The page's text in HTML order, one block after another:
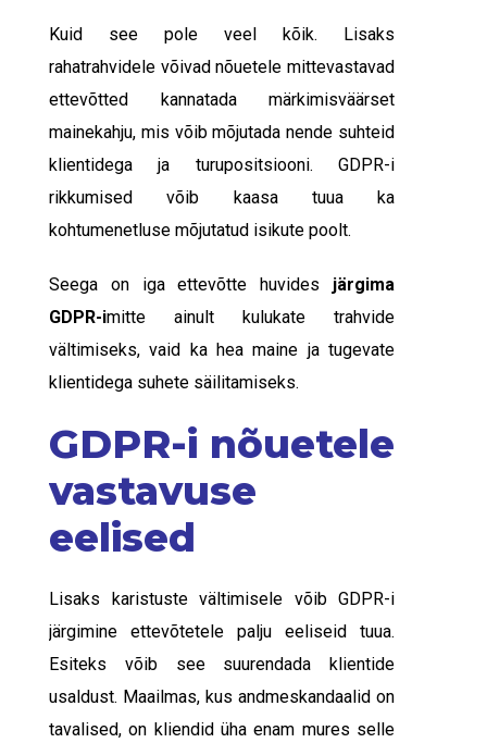
Kuid see pole veel kõik. Lisaks
rahatrahvidele võivad nõuetele mittevastavad
ettevõtted kannatada märkimisväärset
mainekahju, mis võib mõjutada nende suhteid
klientidega ja turupositsiooni. GDPR-i
rikkumised võib kaasa tuua ka
kohtumenetluse mõjutatud isikute poolt.
Seega on iga ettevõtte huvides järgima
GDPR-imitte ainult kulukate trahvide
vältimiseks, vaid ka hea maine ja tugevate
klientidega suhete säilitamiseks.
GDPR-i nõuetele
vastavuse
eelised
Lisaks karistuste vältimisele võib GDPR-i
järgimine ettevõtetele palju eeliseid tuua.
Esiteks võib see suurendada klientide
usaldust. Maailmas, kus andmeskandaalid on
tavalised, on kliendid üha enam mures selle